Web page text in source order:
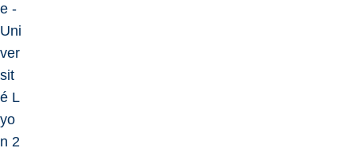
e -
Uni
ver
sit
é L
yo
n 2